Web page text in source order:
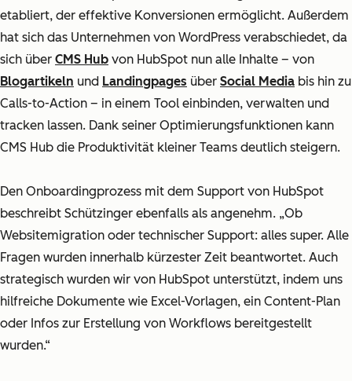
etabliert, der effektive Konversionen ermöglicht. Außerdem
hat sich das Unternehmen von WordPress verabschiedet, da
sich über CMS Hub von HubSpot nun alle Inhalte – von
Blogartikeln und Landingpages über Social Media bis hin zu
Calls-to-Action – in einem Tool einbinden, verwalten und
tracken lassen. Dank seiner Optimierungsfunktionen kann
CMS Hub die Produktivität kleiner Teams deutlich steigern.
Den Onboardingprozess mit dem Support von HubSpot
beschreibt Schützinger ebenfalls als angenehm. „Ob
Websitemigration oder technischer Support: alles super. Alle
Fragen wurden innerhalb kürzester Zeit beantwortet. Auch
strategisch wurden wir von HubSpot unterstützt, indem uns
hilfreiche Dokumente wie Excel-Vorlagen, ein Content-Plan
oder Infos zur Erstellung von Workflows bereitgestellt
wurden.“